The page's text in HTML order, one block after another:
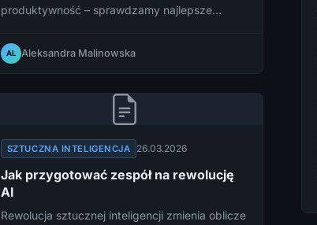
produktywność – sprawdzamy najlepsze
AL Aleksandra Malinowska
SZTUCZNA INTELIGENCJA 26.03.2026
Jak przygotować zespół na rewolucję
AI
Rewolucja sztucznej inteligencji zmienia oblicze